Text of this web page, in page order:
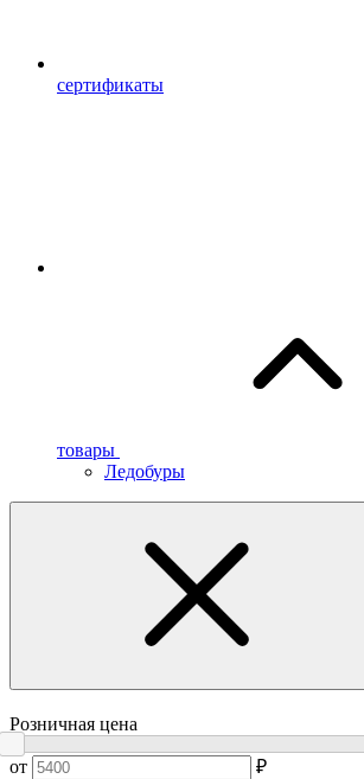
сертификаты
товары
Ледобуры
Розничная цена
от
₽